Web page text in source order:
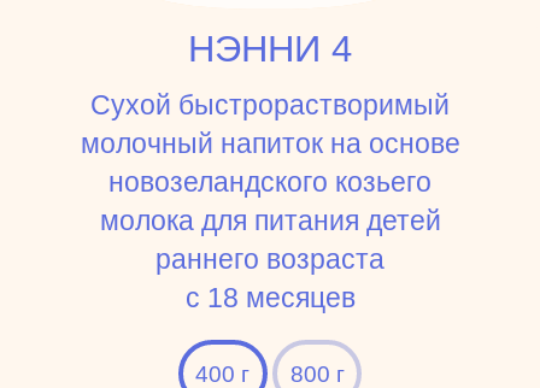
НЭННИ 4
Сухой быстрорастворимый
молочный напиток на основе
новозеландского козьего
молока для питания детей
раннего возраста
с 18 месяцев
400 г 800 г